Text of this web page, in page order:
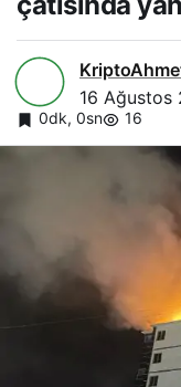
16 Ağustos
0dk, 0sn 16